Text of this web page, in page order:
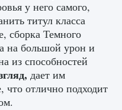
у него самого,
титул класса
сборка Темного
на большой урон и
из способностей
дает им
что отлично подходит